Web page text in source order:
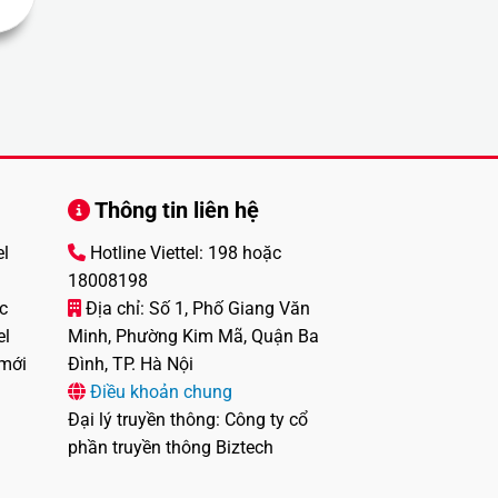
Thông tin liên hệ
Hotline Viettel: 198 hoặc
18008198
Địa chỉ: Số 1, Phố Giang Văn
Minh, Phường Kim Mã, Quận Ba
Đình, TP. Hà Nội
Điều khoản chung
Đại lý truyền thông: Công ty cổ
phần truyền thông Biztech